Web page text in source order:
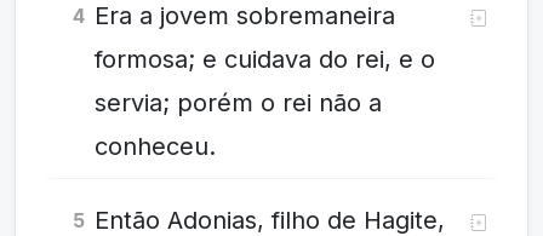
4 Era a jovem sobremaneira
formosa; e cuidava do rei, e o
servia; porém o rei não a
conheceu.
5 Então Adonias, filho de Hagite,